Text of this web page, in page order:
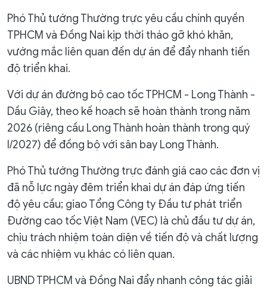
Phó Thủ tướng Thường trực yêu cầu chính quyền
TPHCM và Đồng Nai kịp thời tháo gỡ khó khăn,
vướng mắc liên quan đến dự án để đẩy nhanh tiến
độ triển khai.
Với dự án đường bộ cao tốc TPHCM - Long Thành -
Dầu Giây, theo kế hoạch sẽ hoàn thành trong năm
2026 (riêng cầu Long Thành hoàn thành trong quý
I/2027) để đồng bộ với sân bay Long Thành.
Phó Thủ tướng Thường trực đánh giá cao các đơn vị
đã nỗ lực ngày đêm triển khai dự án đáp ứng tiến
độ yêu cầu; giao Tổng Công ty Đầu tư phát triển
Đường cao tốc Việt Nam (VEC) là chủ đầu tư dự án,
chịu trách nhiệm toàn diện về tiến độ và chất lượng
và các nhiệm vụ khác có liên quan.
UBND TPHCM và Đồng Nai đẩy nhanh công tác giải